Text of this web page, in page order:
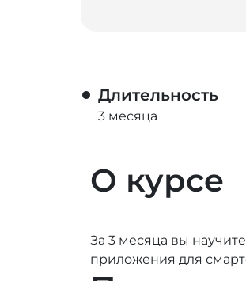
Длительность
3 месяца
О курсе
За 3 месяца вы
приложения для